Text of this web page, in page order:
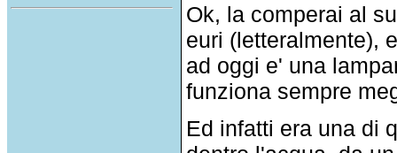
Ok, la comperai al
euri (letteralmente),
ad oggi e' una
funziona sempre
Ed infatti era una di